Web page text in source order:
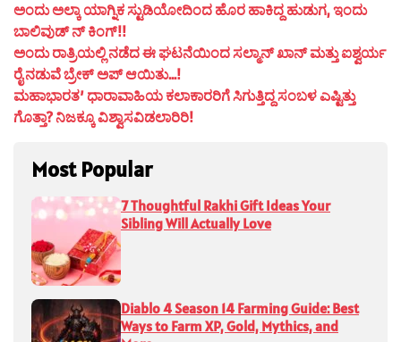
ಅಂದು ಅಲ್ಕಾ ಯಾಗ್ನಿಕ ಸ್ಟುಡಿಯೋದಿಂದ ಹೊರ ಹಾಕಿದ್ದ ಹುಡುಗ, ಇಂದು
ಬಾಲಿವುಡ್ ನ್ ಕಿಂಗ್!!
ಅಂದು ರಾತ್ರಿಯಲ್ಲಿ ನಡೆದ ಈ ಘಟನೆಯಿಂದ ಸಲ್ಮಾನ್ ಖಾನ್ ಮತ್ತು ಐಶ್ವರ್ಯ
ರೈ ನಡುವೆ ಬ್ರೇಕ್ ಅಪ್ ಆಯಿತು…!
ಮಹಾಭಾರತ’ ಧಾರಾವಾಹಿಯ ಕಲಾಕಾರರಿಗೆ ಸಿಗುತ್ತಿದ್ದ ಸಂಬಳ ಎಷ್ಟಿತ್ತು
ಗೊತ್ತಾ? ನಿಜಕ್ಕೂ ವಿಶ್ವಾಸವಿಡಲಾರಿರಿ!
Most Popular
7 Thoughtful Rakhi Gift Ideas Your
Sibling Will Actually Love
Diablo 4 Season 14 Farming Guide: Best
Ways to Farm XP, Gold, Mythics, and